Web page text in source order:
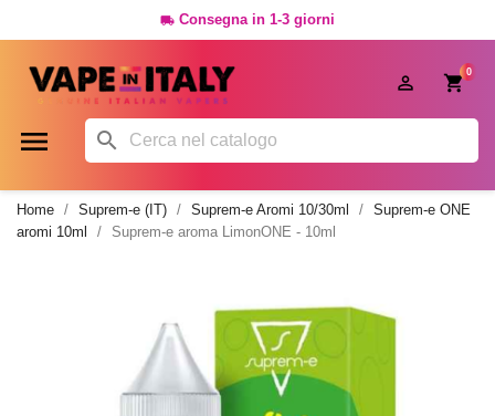
 Consegna in 1-3 giorni
0

 
Home Suprem-e (IT) Suprem-e Aromi 10/30ml
Suprem-e ONE
aromi 10ml
Suprem-e aroma LimonONE - 10ml